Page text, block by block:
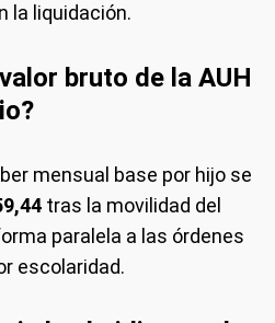
la liquidación.
bruto de la AUH
mensual base por hijo se
tras la movilidad del
paralela a las órdenes
escolaridad.